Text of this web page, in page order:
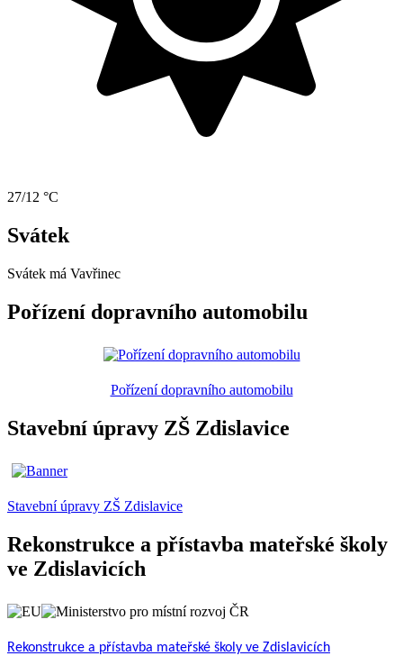
27/12 °C
Svátek
Svátek má Vavřinec
Pořízení dopravního automobilu
Pořízení dopravního automobilu
Stavební úpravy ZŠ Zdislavice
Stavební úpravy ZŠ Zdislavice
Rekonstrukce a přístavba mateřské školy
ve Zdislavicích
Rekonstrukce a přístavba mateřské školy ve Zdislavicích